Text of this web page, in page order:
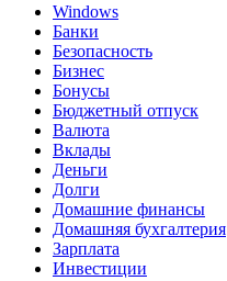
Windows
Банки
Безопасность
Бизнес
Бонусы
Бюджетный отпуск
Валюта
Вклады
Деньги
Долги
Домашние финансы
Домашняя бухгалтерия
Зарплата
Инвестиции